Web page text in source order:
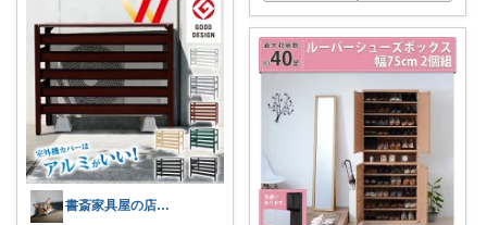
書斎家具屋の店長奥田